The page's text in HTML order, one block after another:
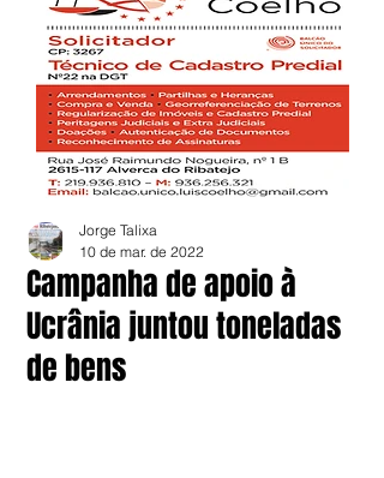
Campanha de apoio à
Ucrânia juntou toneladas
de bens
Jorge Talixa
10 de mar. de 2022